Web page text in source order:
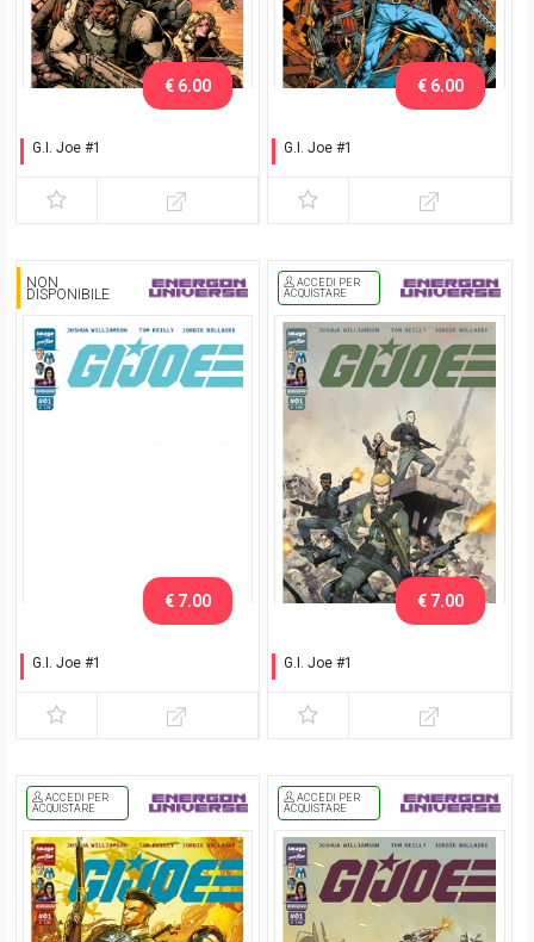
G.I. Joe #1
Joe
€ 6.00
G.I. Joe #1
Cobra
€ 6.00
NON
DISPONIBILE
G.I. Joe #1
€ 7.00
ACCEDI PER
ACQUISTARE
G.I. Joe #1
Modena 2025
€ 7.00
ACCEDI PER
ACQUISTARE
ACCEDI PER
ACQUISTARE